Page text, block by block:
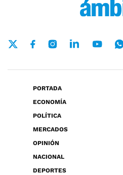
PORTADA
ECONOMÍA
POLÍTICA
MERCADOS
OPINIÓN
NACIONAL
DEPORTES